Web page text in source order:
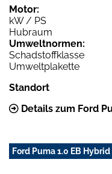
Motor:
kW / PS
Hubraum
Umweltnormen:
Schadstoffklasse
Umweltplakette
Standort
Details zum Ford
Ford Puma 1.0 EB